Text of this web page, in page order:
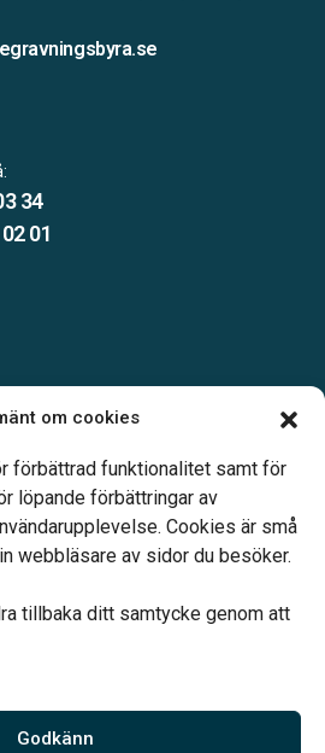
om cookies
förbättrad funktionalitet samt för
löpande förbättringar av
Cookies är små
webbläsare av sidor du besöker.
tillbaka ditt samtycke genom att
Godkänn
34
01
överenskommelse
dig med familjejuridiken –